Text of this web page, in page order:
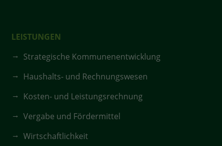
LEISTUNGEN
Strategische Kommunenentwicklung
Haushalts- und Rechnungswesen
Kosten- und Leistungsrechnung
Vergabe und Fördermittel
Wirtschaftlichkeit